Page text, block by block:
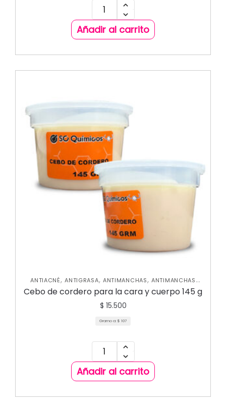
Añadir al carrito
ANTIACNÉ,ANTIGRASA, ANTIMANCHAS,ANTIMANCHAS
CORPORAL, HIDRATANTES
Cebo de cordero para la cara y cuerpo 145 g
$ 15.500
Gramo a: $ 107
Añadir al carrito